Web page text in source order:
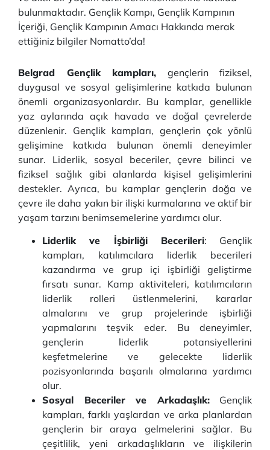
bulunmaktadır. Gençlik Kampı, Gençlik Kampının
İçeriği, Gençlik Kampının Amacı Hakkında merak
ettiğiniz bilgiler Nomatto’da!
Belgrad Gençlik kampları, gençlerin fiziksel,
duygusal ve sosyal gelişimlerine katkıda bulunan
önemli organizasyonlardır. Bu kamplar, genellikle
yaz aylarında açık havada ve doğal çevrelerde
düzenlenir. Gençlik kampları, gençlerin çok yönlü
gelişimine katkıda bulunan önemli deneyimler
sunar. Liderlik, sosyal beceriler, çevre bilinci ve
fiziksel sağlık gibi alanlarda kişisel gelişimlerini
destekler. Ayrıca, bu kamplar gençlerin doğa ve
çevre ile daha yakın bir ilişki kurmalarına ve aktif bir
yaşam tarzını benimsemelerine yardımcı olur.
Liderlik ve İşbirliği Becerileri: Gençlik
kampları, katılımcılara liderlik becerileri
kazandırma ve grup içi işbirliği geliştirme
fırsatı sunar. Kamp aktiviteleri, katılımcıların
liderlik rolleri üstlenmelerini, kararlar
almalarını ve grup projelerinde işbirliği
yapmalarını teşvik eder. Bu deneyimler,
gençlerin liderlik potansiyellerini
keşfetmelerine ve gelecekte liderlik
pozisyonlarında başarılı olmalarına yardımcı
olur.
Sosyal Beceriler ve Arkadaşlık:Gençlik
kampları, farklı yaşlardan ve arka planlardan
gençlerin bir araya gelmelerini sağlar. Bu
çeşitlilik, yeni arkadaşlıkların ve ilişkilerin